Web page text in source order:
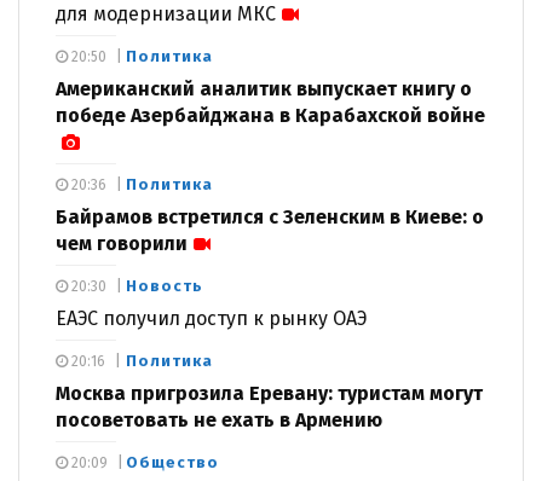
для модернизации МКС
Политика
Американский аналитик выпускает книгу о
победе Азербайджана в Карабахской войне
20:50
Политика
Байрамов встретился с Зеленским в Киеве: о
чем говорили
20:36
Новость
ЕАЭС получил доступ к рынку ОАЭ
20:30
Политика
Москва пригрозила Еревану: туристам могут
посоветовать не ехать в Армению
20:16
Общество
20:09